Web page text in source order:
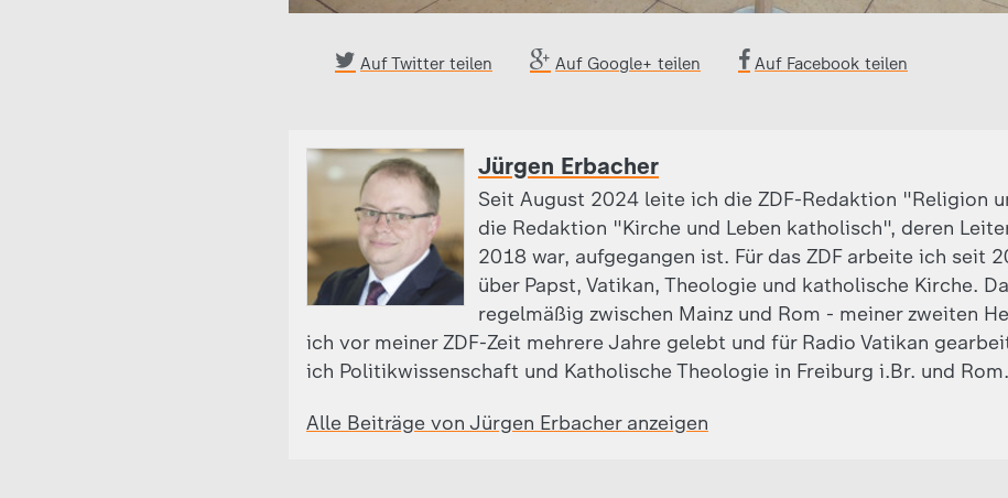
Auf Twitter teilen Auf Google+ teilen Auf Facebook teilen
Jürgen Erbacher
Seit August 2024 leite ich die ZDF-Redaktion "Religion
die Redaktion "Kirche und Leben katholisch", deren
2018 war, aufgegangen ist. Für das ZDF arbeite ich seit
über Papst, Vatikan, Theologie und katholische Kirche.
regelmäßig zwischen Mainz und Rom - meiner zweiten
ich vor meiner ZDF-Zeit mehrere Jahre gelebt und für Radio Vatikan
ich Politikwissenschaft und Katholische Theologie in Freiburg i.Br. und Rom.
Alle Beiträge von Jürgen Erbacher anzeigen